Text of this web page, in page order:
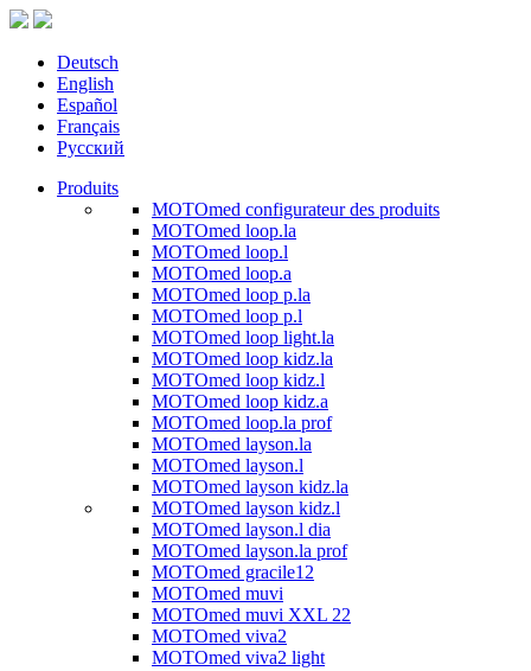
Deutsch
English
Español
Français
Русский
Produits
MOTOmed configurateur des produits
MOTOmed loop.la
MOTOmed loop.l
MOTOmed loop.a
MOTOmed loop p.la
MOTOmed loop p.l
MOTOmed loop light.la
MOTOmed loop kidz.la
MOTOmed loop kidz.l
MOTOmed loop kidz.a
MOTOmed loop.la prof
MOTOmed layson.la
MOTOmed layson.l
MOTOmed layson kidz.la
MOTOmed layson kidz.l
MOTOmed layson.l dia
MOTOmed layson.la prof
MOTOmed gracile12
MOTOmed muvi
MOTOmed muvi XXL 22
MOTOmed viva2
MOTOmed viva2 light